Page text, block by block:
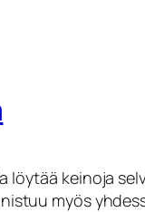
löytää keinoja
myös